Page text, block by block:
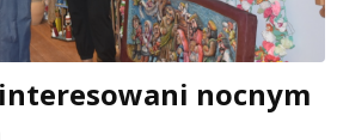
nocnym